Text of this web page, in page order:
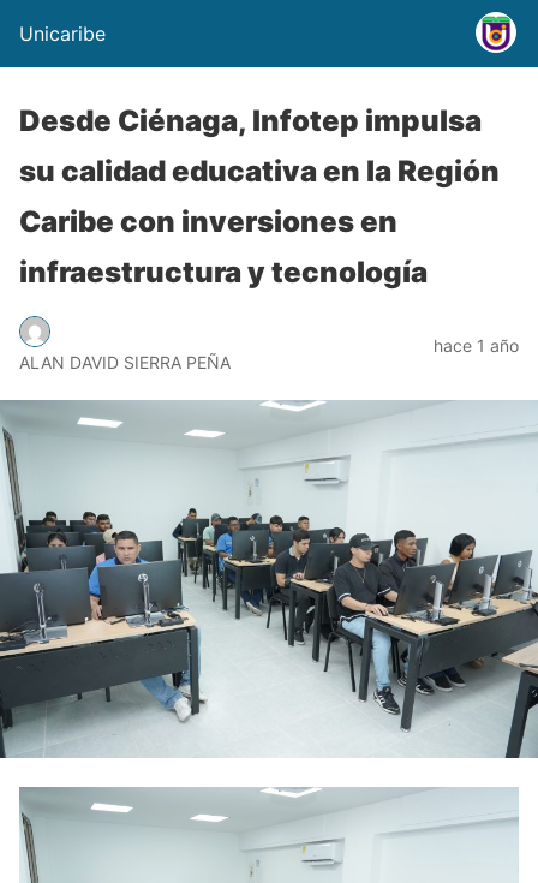
Unicaribe
Desde Ciénaga, Infotep impulsa
su calidad educativa en la Región
Caribe con inversiones en
infraestructura y tecnología
ALAN DAVID SIERRA PEÑA
hace 1 año